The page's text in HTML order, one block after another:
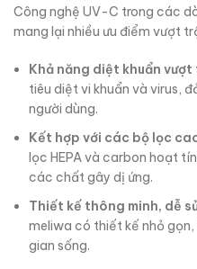
Công nghệ UV-C trong các
mang lại nhiều ưu điểm vượt
Khả năng diệt khuẩn vượt
tiêu diệt vi khuẩn và virus,
người dùng.
Kết hợp với các bộ lọc
lọc HEPA và carbon hoạt
các chất gây dị ứng.
Thiết kế thông minh, dễ
meliwa có thiết kế nhỏ
gian sống.